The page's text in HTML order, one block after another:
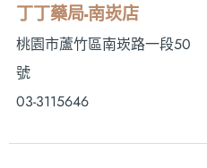
丁丁藥局-南崁店
桃園市蘆竹區南崁路一段50
號
03-3115646